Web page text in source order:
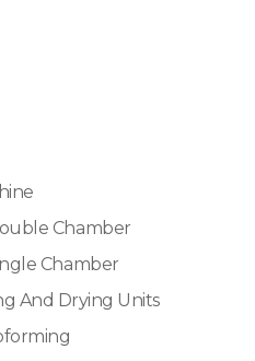
Chamber
Chamber
And Drying Units